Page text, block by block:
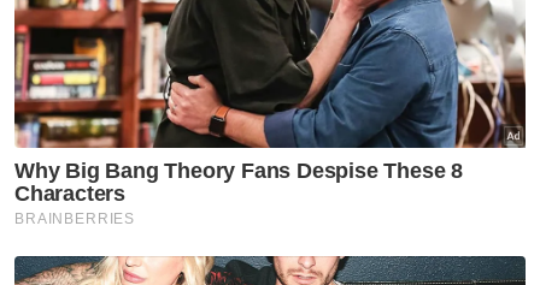
Tindakan sita kontena muatan
ke Israel bukti ketegasan
Malaysia - Anwar
Nasional
JMD 2026 perkasa rakyat ke
arah negara AI
Isu import udang Thailand